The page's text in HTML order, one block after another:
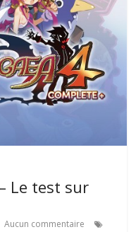
Le test sur
Aucun commentaire